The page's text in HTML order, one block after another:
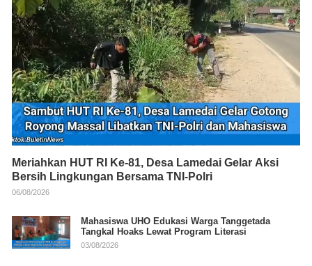
Meriahkan HUT RI Ke-81, Desa Lamedai Gelar Aksi
Bersih Lingkungan Bersama TNI-Polri
06/08/2026
Mahasiswa UHO Edukasi Warga Tanggetada
Tangkal Hoaks Lewat Program Literasi
03/08/2026